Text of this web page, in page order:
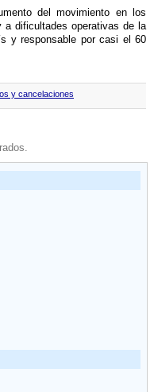
del movimiento en los
a dificultades operativas de la
y responsable por casi el 60
y cancelaciones